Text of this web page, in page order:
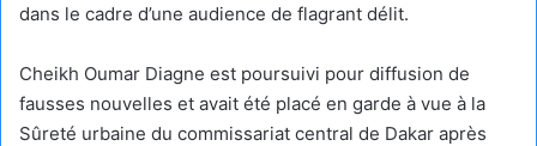
dans le cadre d’une audience de flagrant délit.
Cheikh Oumar Diagne est poursuivi pour diffusion de
fausses nouvelles et avait été placé en garde à vue à la
Sûreté urbaine du commissariat central de Dakar après